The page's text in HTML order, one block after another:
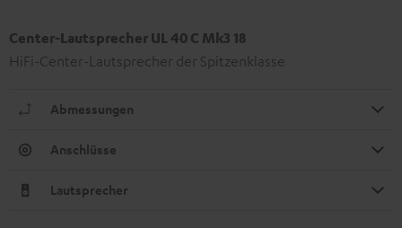
Center-Lautsprecher UL 40 C Mk3 18
HiFi-Center-Lautsprecher der Spitzenklasse
Abmessungen
Anschlüsse
Lautsprecher